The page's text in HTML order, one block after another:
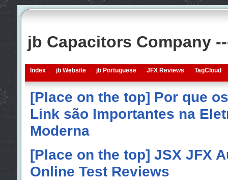
jb Capacitors Company
Index jb Website jb Portuguese JFX Reviews TagCloud
[Place on the top] Por que
Link são Importantes na
Moderna
[Place on the top] JSX JFX
Online Test Reviews